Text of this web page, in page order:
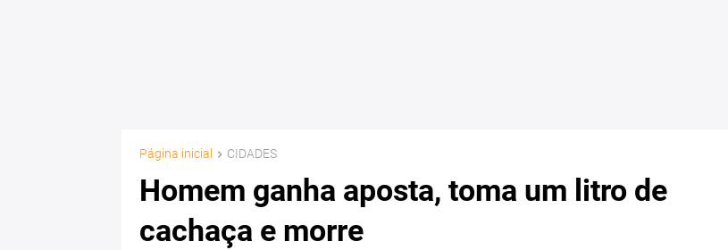
Página inicial CIDADES
Homem ganha aposta, toma um litro de
cachaça e morre